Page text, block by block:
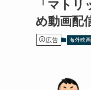
「マト
め動画配
広告 海外映画